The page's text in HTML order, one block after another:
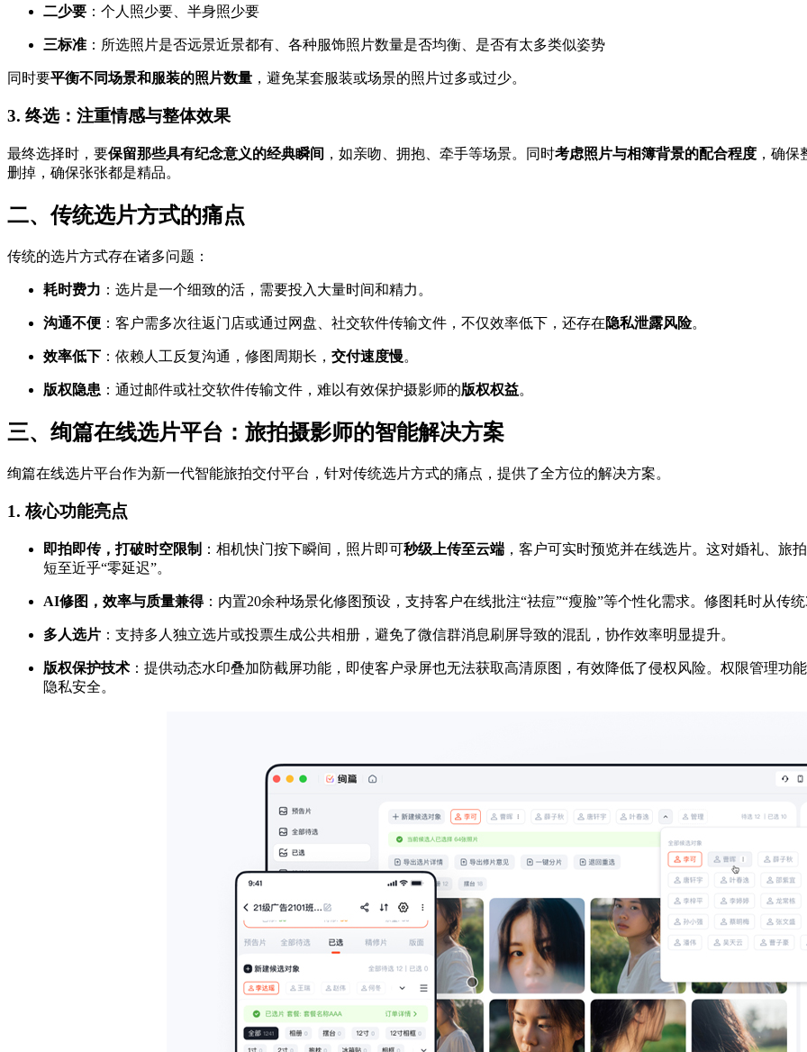
二少要 ：个人照少要、半身照少要
三标准 ：所选照片是否远景近景都有、各种服饰照片数量是否均衡、是否有太多类似姿势
同时要平衡不同场景和服装的照片数量 ，避免某套服装或场景的照片过多或过少。
3. 终选：注重情感与整体效果
最终选择时，要保留那些具有纪念意义的经典瞬间 ，如亲吻、拥抱、牵手等场景。同时考虑照片与相簿背景的配合程度 ，确
删掉，确保张张都是精品。
二、传统选片方式的痛点
传统的选片方式存在诸多问题：
耗时费力 ：选片是一个细致的活，需要投入大量时间和精力。
沟通不便 ：客户需多次往返门店或通过网盘、社交软件传输文件，不仅效率低下，还存在隐私泄露风险。
效率低下 ：依赖人工反复沟通，修图周期长， 交付速度慢。
版权隐患 ：通过邮件或社交软件传输文件，难以有效保护摄影师的版权权益。
三、绚篇在线选片平台：旅拍摄影师的智能解决方案
绚篇在线选片平台作为新一代智能旅拍交付平台，针对传统选片方式的痛点，提供了全方位的解决方案。
1. 核心功能亮点
即拍即传，打破时空限制 ：相机快门按下瞬间，照片即可秒级上传至云端 ，客户可实时预览并在线选片。这对婚礼、旅
短至近乎“零延迟”。
AI修图，效率与质量兼得：内置20余种场景化修图预设，支持客户在线批注“祛痘”“瘦脸”等个性化需求。修图耗时从传
多人选片 ：支持多人独立选片或投票生成公共相册，避免了微信群消息刷屏导致的混乱，协作效率明显提升。
版权保护技术 ：提供动态水印叠加防截屏功能，即使客户录屏也无法获取高清原图，有效降低了侵权风险。权限管理
隐私安全。